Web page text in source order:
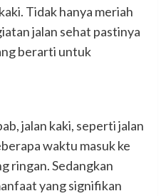
Tidak hanya meriah
jalan sehat pastinya
berarti untuk
jalan kaki, seperti jalan
waktu masuk ke
ringan. Sedangkan
yang signifikan